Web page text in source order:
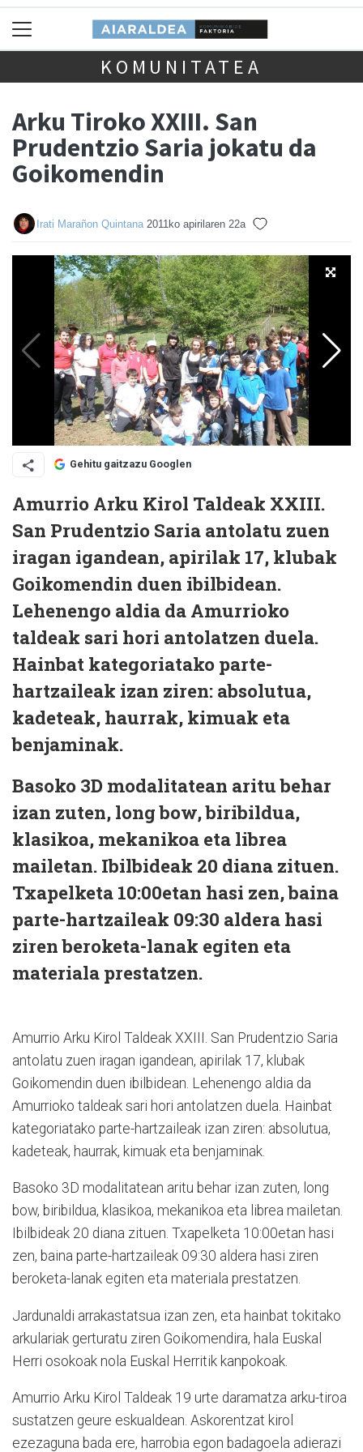
KOMUNITATEA
Arku Tiroko XXIII. San
Prudentzio Saria jokatu da
Goikomendin
Irati Marañon Quintana 2011ko apirilaren 22a
Gehitu gaitzazu Googlen
Amurrio Arku Kirol Taldeak XXIII.
San Prudentzio Saria antolatu zuen
iragan igandean, apirilak 17, klubak
Goikomendin duen ibilbidean.
Lehenengo aldia da Amurrioko
taldeak sari hori antolatzen duela.
Hainbat kategoriatako parte-
hartzaileak izan ziren: absolutua,
kadeteak, haurrak, kimuak eta
benjaminak.
Basoko 3D modalitatean aritu behar
izan zuten, long bow, biribildua,
klasikoa, mekanikoa eta librea
mailetan. Ibilbideak 20 diana zituen.
Txapelketa 10:00etan hasi zen, baina
parte-hartzaileak 09:30 aldera hasi
ziren beroketa-lanak egiten eta
materiala prestatzen.
Amurrio Arku Kirol Taldeak XXIII. San Prudentzio Saria
antolatu zuen iragan igandean, apirilak 17, klubak
Goikomendin duen ibilbidean. Lehenengo aldia da
Amurrioko taldeak sari hori antolatzen duela. Hainbat
kategoriatako parte-hartzaileak izan ziren: absolutua,
kadeteak, haurrak, kimuak eta benjaminak.
Basoko 3D modalitatean aritu behar izan zuten, long
bow, biribildua, klasikoa, mekanikoa eta librea mailetan.
Ibilbideak 20 diana zituen. Txapelketa 10:00etan hasi
zen, baina parte-hartzaileak 09:30 aldera hasi ziren
beroketa-lanak egiten eta materiala prestatzen.
Jardunaldi arrakastatsua izan zen, eta hainbat tokitako
arkulariak gerturatu ziren Goikomendira, hala Euskal
Herri osokoak nola Euskal Herritik kanpokoak.
Amurrio Arku Kirol Taldeak 19 urte daramatza arku-tiroa
sustatzen geure eskualdean. Askorentzat kirol
ezezaguna bada ere, harrobia egon badagoela adierazi